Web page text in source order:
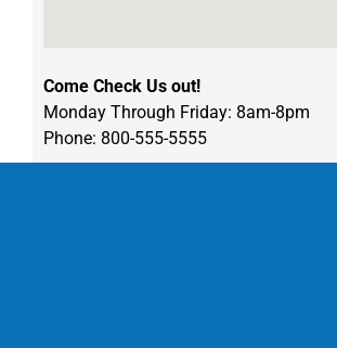
Come Check Us out!
Monday Through Friday: 8am-8pm
Phone: 800-555-5555